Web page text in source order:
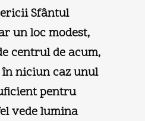
Sfântul
un loc modest,
centrul de acum,
niciun caz unul
pentru
vede lumina